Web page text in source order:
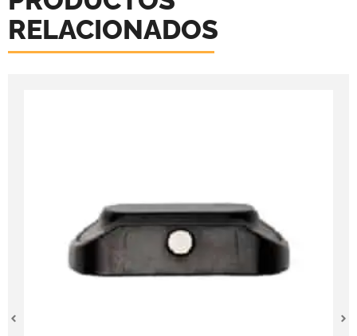
RELACIONADOS